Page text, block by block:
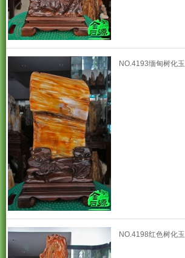
NO.4193缅甸树化玉
NO.4198红色树化玉